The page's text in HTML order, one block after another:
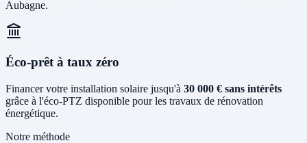
Aubagne.
Éco-prêt à taux zéro
Financer votre installation solaire jusqu'à 30 000 € sans intérêts
grâce à l'éco-PTZ disponible pour les travaux de rénovation
énergétique.
Notre méthode